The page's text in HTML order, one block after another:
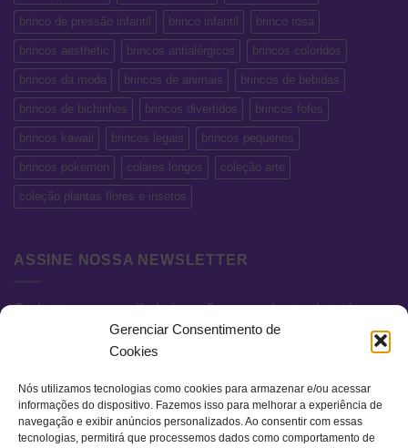
Gerenciar Consentimento de
Cookies
Nós utilizamos tecnologias como cookies para armazenar e/ou acessar
informações do dispositivo. Fazemos isso para melhorar a experiência de
navegação e exibir anúncios personalizados. Ao consentir com essas
tecnologias, permitirá que processemos dados como comportamento de
brinco de pressão infantil brinco infantil brinco rosa
brincos aesthetic brincos antialérgicos brincos coloridos
brincos da moda brincos de animais brincos de bebidas
brincos de bichinhos brincos divertidos brincos fofos
brincos kawaii brincos legais brincos pequenos
brincos pokemon colares longos coleção arte
coleção plantas flores e insetos
ASSINE NOSSA NEWSLETTER
Cadastre seu e-mail abaixo e fique por dentro de todas as
novidades e promoções exclusivas.